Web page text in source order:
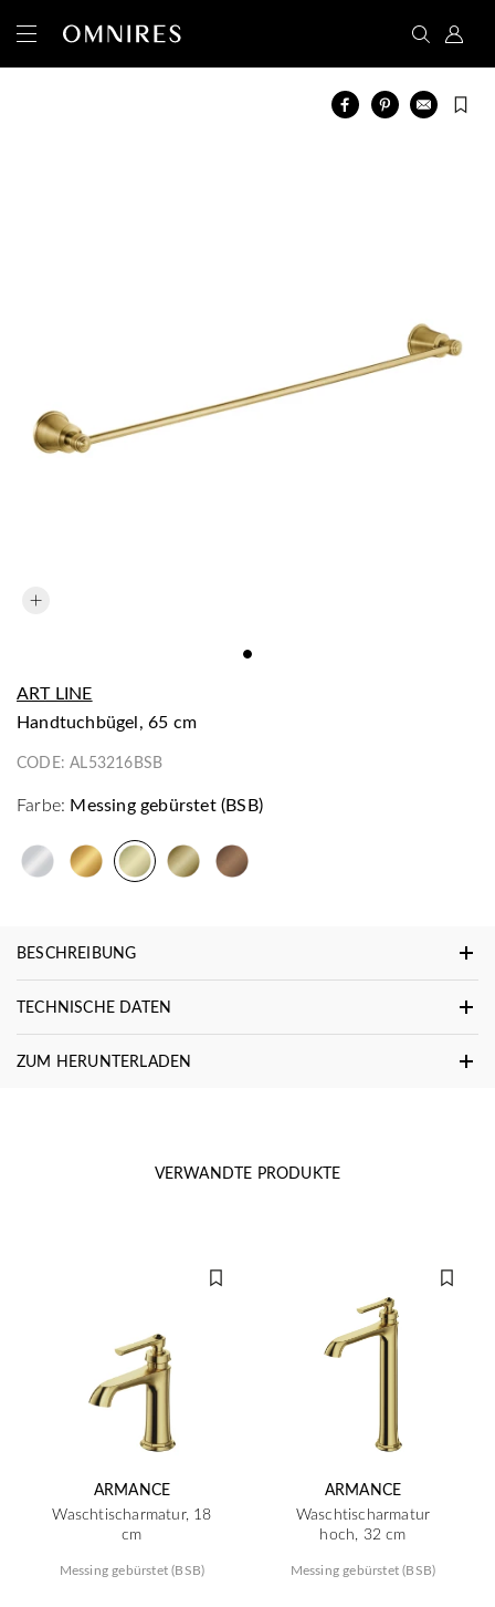
ART LINE
Handtuchbügel, 65 cm
CODE:AL53216BSB
Farbe: Messing gebürstet (BSB)
BESCHREIBUNG
TECHNISCHE DATEN
ZUM HERUNTERLADEN
VERWANDTE PRODUKTE
ARMANCE
Waschtischarmatur, 18
cm
Messing gebürstet (BSB)
ARMANCE
Waschtischarmatur
hoch, 32 cm
Messing gebürstet (BSB)